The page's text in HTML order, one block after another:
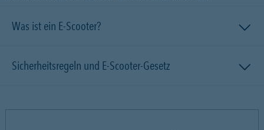
Was ist ein E-Scooter?
Sicherheitsregeln und E-Scooter-Gesetz